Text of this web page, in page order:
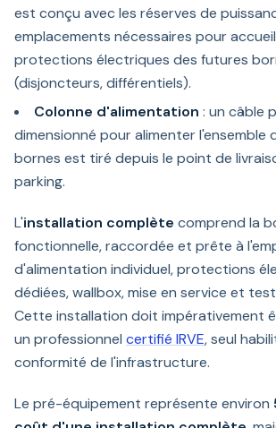
est conçu avec les réserves de
emplacements nécessaires pour
protections électriques des futures
(disjoncteurs, différentiels).
Colonne d'alimentation : un câble
dimensionné pour alimenter l'ensemble
bornes est tiré depuis le point de
parking.
L'installation complète comprend la
fonctionnelle, raccordée et prête à
d'alimentation individuel, protections
dédiées, wallbox, mise en service et
Cette installation doit impérativement
un professionnel certifié IRVE, seul
conformité de l'infrastructure.
Le pré-équipement représente environ